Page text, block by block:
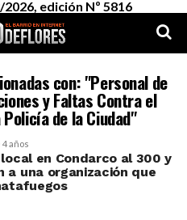
edición Nº 5816
con: "Personal de
y Faltas Contra el
de la Ciudad"
4 años
en Condarco al 300 y
a una organización que